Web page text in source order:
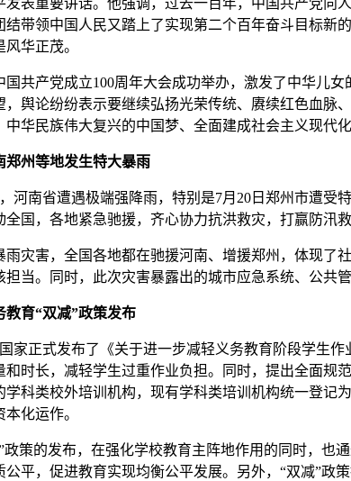
结带领中国人民又踏上了实现第二个百年奋斗目标新
华正茂。
国共产党成立100周年大会成功举办，激发了中华儿
，舆论纷纷表示要继续弘扬光荣传统、赓续红色血脉
华民族伟大复兴的中国梦、全面建成社会主义现代
郑州等地发生特大暴雨
河南省遭遇极端强降雨，特别是7月20日郑州市遭受
国，各地紧急驰援，齐心协力抗洪救灾，打赢防汛救
雨灾害，全国各地都在驰援河南、增援郑州，体现了
当。同时，此次灾害暴露出的城市应急系统、公共
教育“双减”政策发布
家正式发布了《关于进一步减轻义务教育阶段学生
和时长，减轻学生过重作业负担。同时，提出全面规
学科类校外培训机构，现有学科类培训机构统一登记
本化运作。
政策的发布，在强化学校教育主阵地作用的同时，也
公平，促进教育实现均衡公平发展。另外，“双减”政